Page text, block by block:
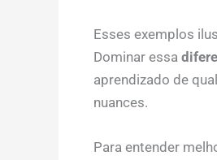
Esses exemplos
Dominar essa
aprendizado de
nuances.
Para entender